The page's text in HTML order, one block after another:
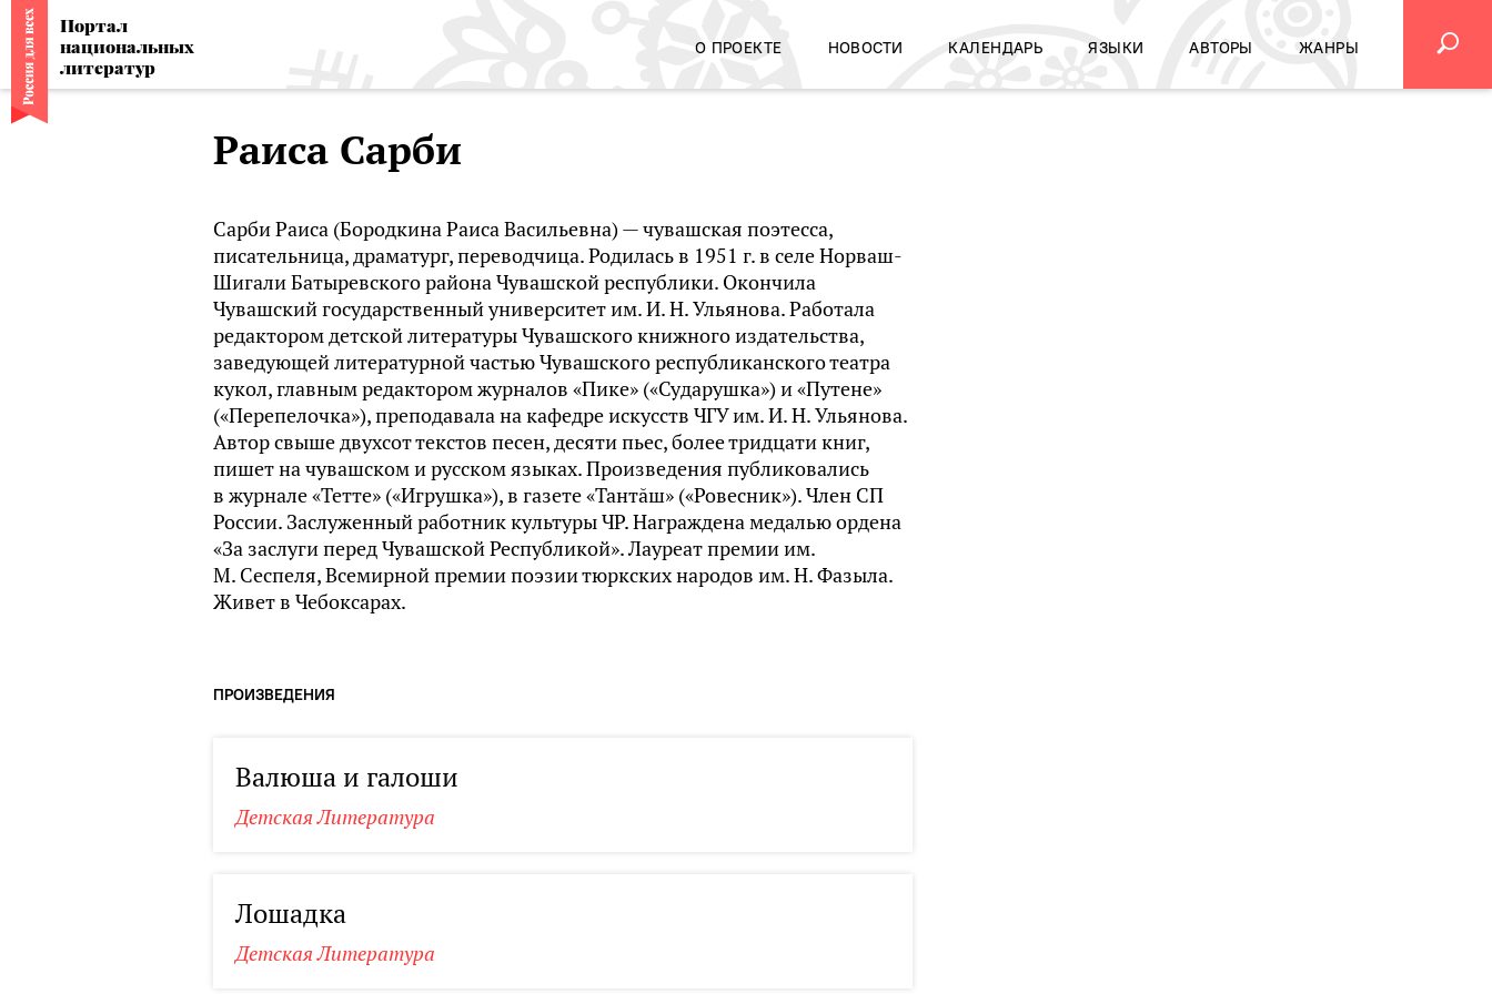
Портал
национальных
литератур
О ПРОЕКТЕ НОВОСТИ КАЛЕНДАРЬ ЯЗЫКИ АВТОРЫ ЖАНРЫ
Раиса Сарби
Сарби Раиса (Бородкина Раиса Васильевна) — чувашская поэтесса,
писательница, драматург, переводчица. Родилась в 1951 г. в селе Норваш-
Шигали Батыревского района Чувашской республики. Окончила
Чувашский государственный университет им. И. Н. Ульянова. Работала
редактором детской литературы Чувашского книжного издательства,
заведующей литературной частью Чувашского республиканского театра
кукол, главным редактором журналов «Пике» («Сударушка») и «Путене»
(«Перепелочка»), преподавала на кафедре искусств ЧГУ им. И. Н. Ульянова.
Автор свыше двухсот текстов песен, десяти пьес, более тридцати книг,
пишет на чувашском и русском языках. Произведения публиковались
в журнале «Тетте» («Игрушка»), в газете «Тантăш» («Ровесник»). Член СП
России. Заслуженный работник культуры ЧР. Награждена медалью ордена
«За заслуги перед Чувашской Республикой». Лауреат премии им.
М. Сеспеля, Всемирной премии поэзии тюркских народов им. Н. Фазыла.
Живет в Чебоксарах.
ПРОИЗВЕДЕНИЯ
Валюша и галоши
Детская Литература
Лошадка
Детская Литература